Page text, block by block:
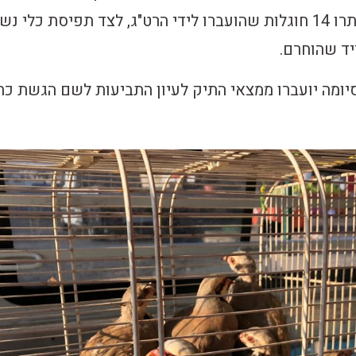
בביתו, במסגרתו אותרו 14 חוגלות שהועברו לידי הרט"ג, לצד תפיסת כלי
שהוחרם.
יועברו ממצאי התיק לעיון התביעות לשם הגשת